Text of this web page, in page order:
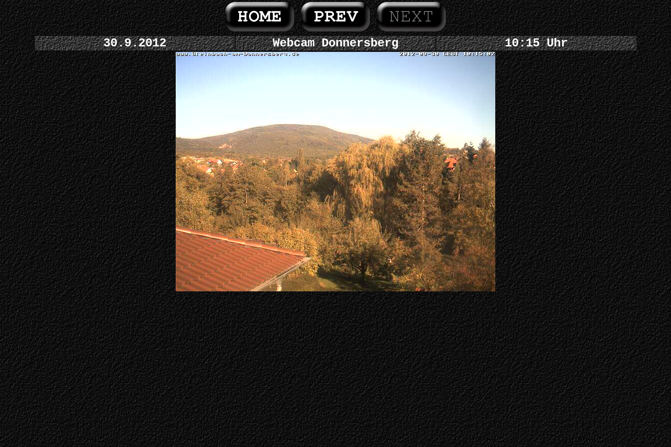
30.9.2012 Webcam Donnersberg 10:15 Uhr